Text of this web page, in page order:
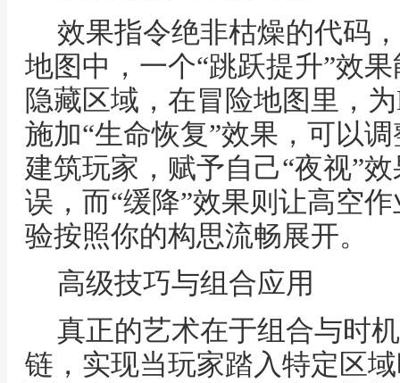
效果指令绝非枯燥的代码
地图中，一个“跳跃提升”效
隐藏区域，在冒险地图里，
施加“生命恢复”效果，可以
建筑玩家，赋予自己“夜视”
误，而“缓降”效果则让高空
验按照你的构思流畅展开。
高级技巧与组合应用
真正的艺术在于组合与时
链，实现当玩家踏入特定区